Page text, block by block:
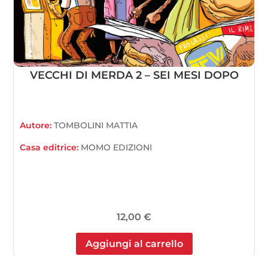
VECCHI DI MERDA 2 – SEI MESI DOPO
Autore:TOMBOLINI MATTIA
Casa editrice: MOMO EDIZIONI
12,00 €
Aggiungi al carrello